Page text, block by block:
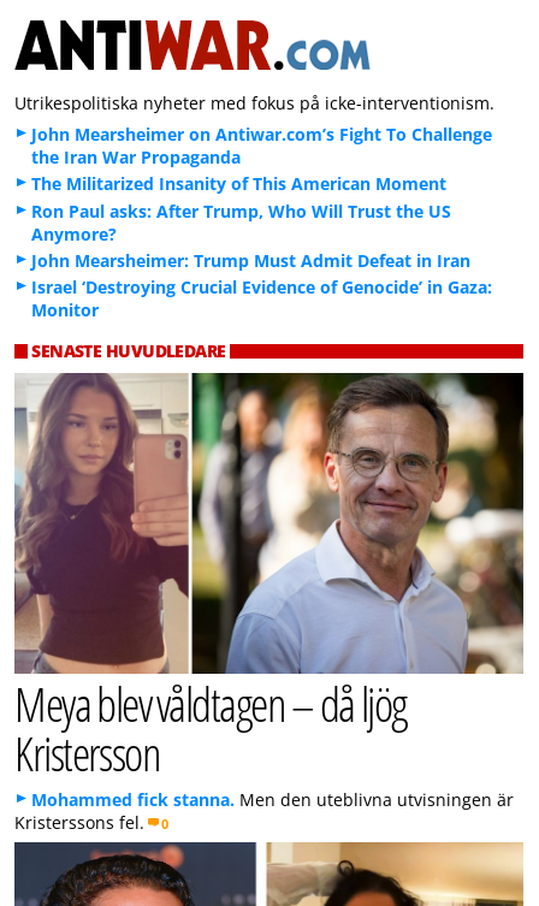
Utrikespolitiska nyheter med fokus på icke-interventionism.
John Mearsheimer on Antiwar.com’s Fight To Challenge
the Iran War Propaganda
The Militarized Insanity of This American Moment
Ron Paul asks: After Trump, Who Will Trust the US
Anymore?
John Mearsheimer: Trump Must Admit Defeat in Iran
Israel ‘Destroying Crucial Evidence of Genocide’ in Gaza:
Monitor
SENASTE HUVUDLEDARE
Meya blev våldtagen – då ljög
Kristersson
Mohammed fick stanna. Men den uteblivna utvisningen är
Kristerssons fel.
0